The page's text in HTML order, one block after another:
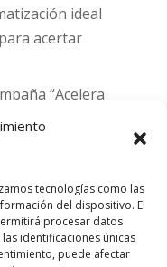
tecnologías como las
del dispositivo. El
procesar datos
identificaciones únicas
puede afectar
ideal
acertar
“Acelera
con entradas
1 de Madrid
y
vivienda